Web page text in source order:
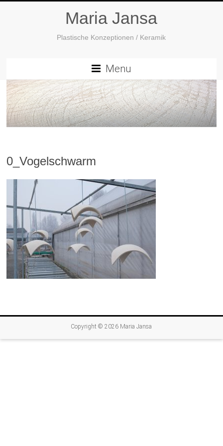
Maria Jansa
Plastische Konzeptionen / Keramik
Menu
0_Vogelschwarm
Copyright © 2026 Maria Jansa